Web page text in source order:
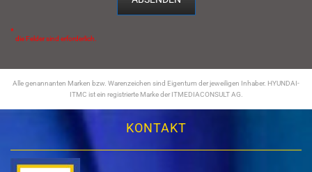
*
die Felder sind erforderlich.
Alle genannanten Marken bzw. Warenzeichen sind Eigentum der jeweiligen Inhaber. HYUNDAI-
ITMC ist ein registrierte Marke der ITMEDIACONSULT AG.
KONTAKT